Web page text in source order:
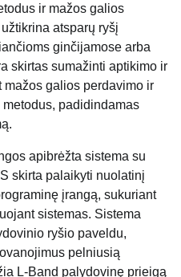
ir mažos galios
atsparų ryšį
ginčijamose arba
skirtas sumažinti aptikimo ir
galios perdavimo ir
padidindamas
apibrėžta sistema su
skirta palaikyti nuolatinį
įrangą, sukuriant
sistemas. Sistema
ryšio paveldu,
pelniusią
L-Band palydovinę prieigą